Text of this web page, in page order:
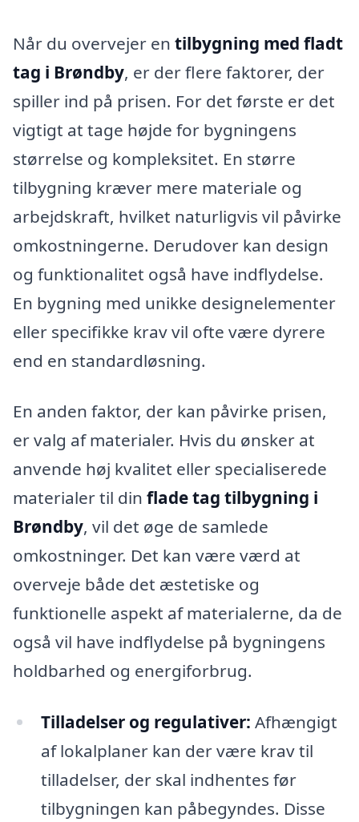
Når du overvejer en tilbygning med fladt
tag i Brøndby, er der flere faktorer, der
spiller ind på prisen. For det første er det
vigtigt at tage højde for bygningens
størrelse og kompleksitet. En større
tilbygning kræver mere materiale og
arbejdskraft, hvilket naturligvis vil påvirke
omkostningerne. Derudover kan design
og funktionalitet også have indflydelse.
En bygning med unikke designelementer
eller specifikke krav vil ofte være dyrere
end en standardløsning.
En anden faktor, der kan påvirke prisen,
er valg af materialer. Hvis du ønsker at
anvende høj kvalitet eller specialiserede
materialer til din flade tag tilbygning i
Brøndby, vil det øge de samlede
omkostninger. Det kan være værd at
overveje både det æstetiske og
funktionelle aspekt af materialerne, da de
også vil have indflydelse på bygningens
holdbarhed og energiforbrug.
Tilladelser og regulativer: Afhængigt
af lokalplaner kan der være krav til
tilladelser, der skal indhentes før
tilbygningen kan påbegyndes. Disse